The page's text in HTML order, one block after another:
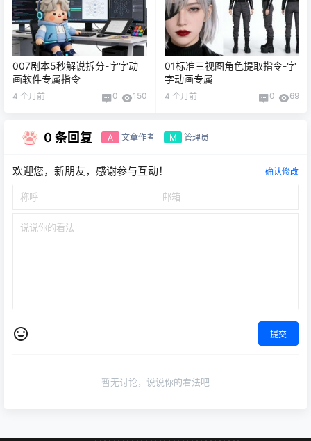
007剧本5秒解说拆分-字字动
画软件专属指令
4 个月前 0 150
01标准三视图角色提取指令-字
字动画专属
4 个月前 0 69
0 条回复 A 文章作者 M 管理员
欢迎您，新朋友，感谢参与互动！ 确认修改
提交
暂无讨论，说说你的看法吧